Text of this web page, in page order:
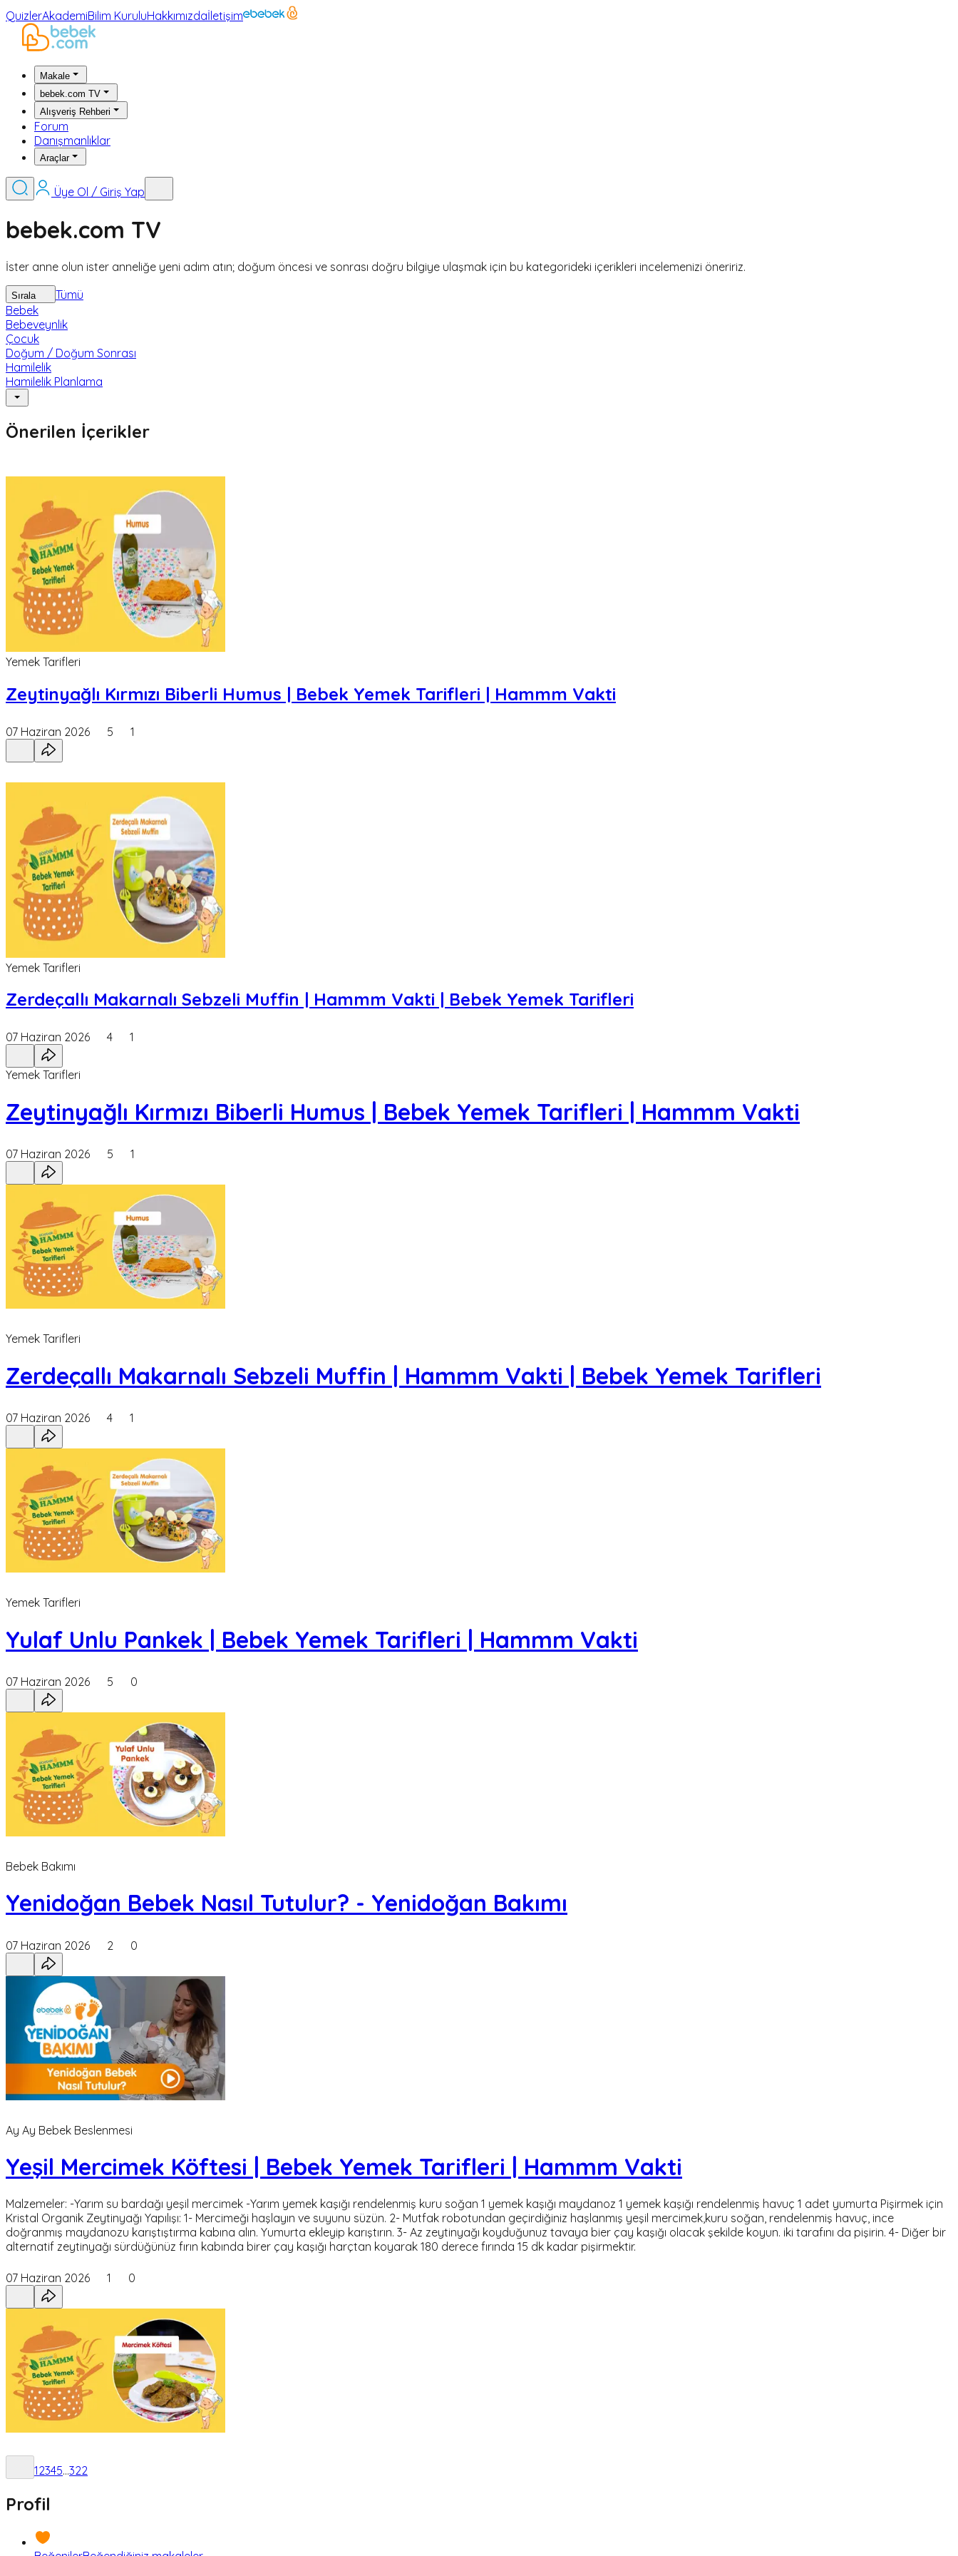
QuizlerAkademiBilim KuruluHakkımızdaİletişim
Makale
bebek.com TV
Alışveriş Rehberi
Forum
Danışmanlıklar
Araçlar
Üye Ol / Giriş Yap
bebek.com TV
İster anne olun ister anneliğe yeni adım atın; doğum öncesi ve sonrası doğru bilgiye ulaşmak için bu kategorideki içerikleri incelemenizi öneririz.
Sırala
Tümü
Bebek
Bebeveynlik
Çocuk
Doğum / Doğum Sonrası
Hamilelik
Hamilelik Planlama
Önerilen İçerikler
Yemek Tarifleri
Zeytinyağlı Kırmızı Biberli Humus | Bebek Yemek Tarifleri | Hammm Vakti
07 Haziran 2026 5 1
Yemek Tarifleri
Zerdeçallı Makarnalı Sebzeli Muffin | Hammm Vakti | Bebek Yemek Tarifleri
07 Haziran 2026 4 1
Yemek Tarifleri
Zeytinyağlı Kırmızı Biberli Humus | Bebek Yemek Tarifleri | Hammm Vakti
07 Haziran 2026 5 1
Yemek Tarifleri
Zerdeçallı Makarnalı Sebzeli Muffin | Hammm Vakti | Bebek Yemek Tarifleri
07 Haziran 2026 4 1
Yemek Tarifleri
Yulaf Unlu Pankek | Bebek Yemek Tarifleri | Hammm Vakti
07 Haziran 2026 5 0
Bebek Bakımı
Yenidoğan Bebek Nasıl Tutulur? - Yenidoğan Bakımı
07 Haziran 2026 2 0
Ay Ay Bebek Beslenmesi
Yeşil Mercimek Köftesi | Bebek Yemek Tarifleri | Hammm Vakti
Malzemeler: -Yarım su bardağı yeşil mercimek -Yarım yemek kaşığı rendelenmiş kuru soğan 1 yemek kaşığı maydanoz 1 yemek kaşığı rendelenmiş havuç 1 adet yumurta Pişirmek için
Kristal Organik Zeytinyağı Yapılışı: 1- Mercimeği haşlayın ve suyunu süzün. 2- Mutfak robotundan geçirdiğiniz haşlanmış yeşil mercimek,kuru soğan, rendelenmiş havuç, ince
doğranmış maydanozu karıştıştırma kabına alın. Yumurta ekleyip karıştırın. 3- Az zeytinyağı koyduğunuz tavaya bier çay kaşığı olacak şekilde koyun. iki tarafını da pişirin. 4- Diğer bir
alternatif zeytinyağı sürdüğünüz fırın kabında birer çay kaşığı harçtan koyarak 180 derece fırında 15 dk kadar pişirmektir.
07 Haziran 2026 1 0
12345...322
Profil